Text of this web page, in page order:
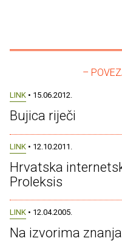
–
LINK • 15.06.2012.
Bujica riječi
LINK • 12.10.2011.
Hrvatska
Proleksis
LINK • 12.04.2005.
Na izvorima znanja